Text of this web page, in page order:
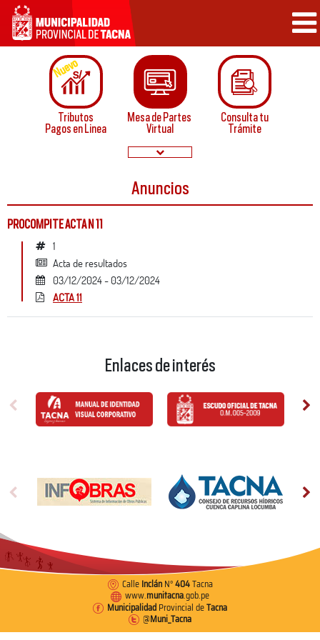
Nuevo
Tributos
Pagos en Linea
Mesa de Partes
Virtual
Consulta tu
Trámite
Convocatorias
Papeletas de
Anuncios
PROCOMPITE ACTA N 11
1
acta de resultados
03/12/2024 - 03/12/2024
ACTA 11
Enlaces de interés
Calle InclánN°404Tacna
www.munitacna.gob.pe
Municipalidad Provincial deTacna
@Muni_Tacna